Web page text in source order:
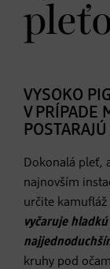
VYSOKO
V PRÍPADE
Dokonalá pleť,
najnovším
určite
vyčaruje
kruhy pod